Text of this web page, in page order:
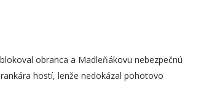
obranca a Madleňákovu nebezpečnú
hostí, lenže nedokázal pohotovo